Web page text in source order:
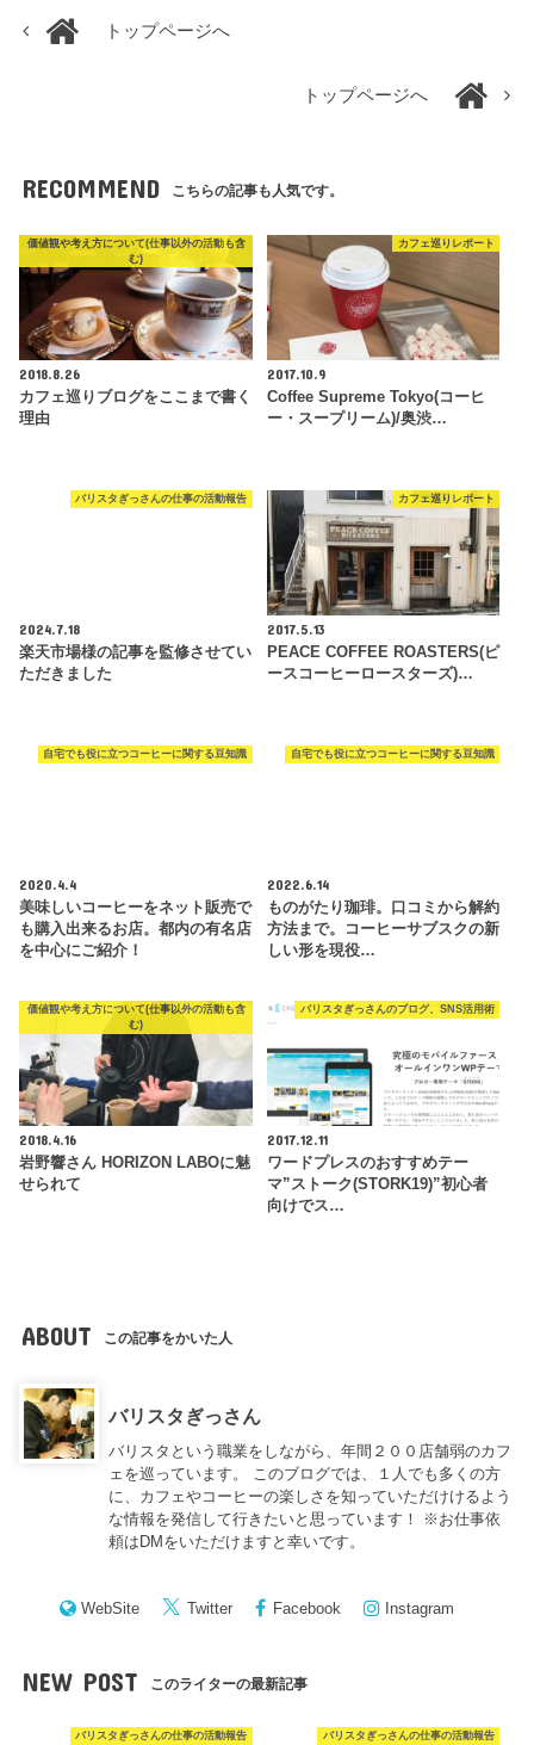
トップページへ
トップページへ
RECOMMEND こちらの記事も人気です。
価値観や考え方について(仕事以外の活動も含
む)
2018.8.26
カフェ巡りブログをここまで書く
理由
カフェ巡りレポート
2017.10.9
Coffee Supreme Tokyo(コーヒ
ー・スープリーム)/奥渋…
バリスタぎっさんの仕事の活動報告
2024.7.18
楽天市場様の記事を監修させてい
ただきました
カフェ巡りレポート
2017.5.13
PEACE COFFEE ROASTERS(ピ
ースコーヒーロースターズ)…
自宅でも役に立つコーヒーに関する豆知識
2020.4.4
美味しいコーヒーをネット販売で
も購入出来るお店。都内の有名店
を中心にご紹介！
自宅でも役に立つコーヒーに関する豆知識
2022.6.14
ものがたり珈琲。口コミから解約
方法まで。コーヒーサブスクの新
しい形を現役…
価値観や考え方について(仕事以外の活動も含
む)
2018.4.16
岩野響さん HORIZON LABOに魅
せられて
バリスタぎっさんのブログ、SNS活用術
2017.12.11
ワードプレスのおすすめテー
マ”ストーク(STORK19)”初心者
向けでス…
ABOUT この記事をかいた人
バリスタぎっさん
バリスタという職業をしながら、年間２００店舗弱のカフ
ェを巡っています。 このブログでは、１人でも多くの方
に、カフェやコーヒーの楽しさを知っていただけけるよう
な情報を発信して行きたいと思っています！ ※お仕事依
頼はDMをいただけますと幸いです。
WebSite Twitter Facebook Instagram
NEW POST このライターの最新記事
バリスタぎっさんの仕事の活動報告 バリスタぎっさんの仕事の活動報告